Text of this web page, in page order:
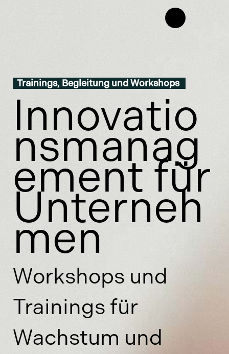
Trainings, Begleitung und Workshops
Innovatio
nsmanag
ement für
Unterneh
men
Workshops und
Trainings für
Wachstum und